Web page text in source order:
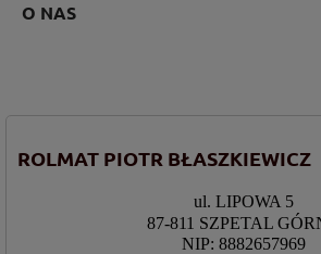
O NAS
ROLMAT PIOTR BŁASZKIEWICZ
ul. LIPOWA 5
87-811 SZPETAL
NIP: 8882657969